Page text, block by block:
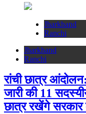
Jharkhand
Ranchi
Jharkhand
Ranchi
रांची छात्र
जारी की 11
छात्र रखेंगे सरकार